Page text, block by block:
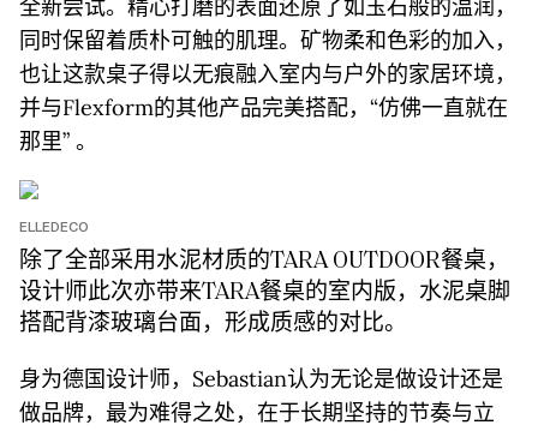
全新尝试。精心打磨的表面还原了如玉石般的温润，
同时保留着质朴可触的肌理。矿物柔和色彩的加入，
也让这款桌子得以无痕融入室内与户外的家居环境，
并与Flexform的其他产品完美搭配，“仿佛一直就在
那里” 。
ELLEDECO
除了全部采用水泥材质的TARA OUTDOOR餐桌，
设计师此次亦带来TARA餐桌的室内版，水泥桌脚
搭配背漆玻璃台面，形成质感的对比。
身为德国设计师，Sebastian认为无论是做设计还是
做品牌，最为难得之处，在于长期坚持的节奏与立